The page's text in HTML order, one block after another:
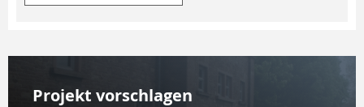
Projekt vor­schla­gen